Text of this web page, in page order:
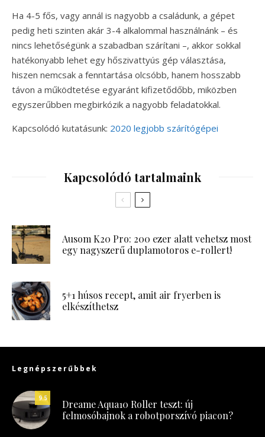
Ha 4-5 fős, vagy annál is nagyobb a családunk, a gépet
pedig heti szinten akár 3-4 alkalommal használnánk – és
nincs lehetőségünk a szabadban szárítani –, akkor sokkal
hatékonyabb lehet egy hőszivattyús gép választása,
hiszen nemcsak a fenntartása olcsóbb, hanem hosszabb
távon a működtetése egyaránt kifizetődőbb, miközben
egyszerűbben megbirkózik a nagyobb feladatokkal.
Kapcsolódó kutatásunk: 2020 legjobb szárítógépei
Kapcsolódó tartalmaink
Ausom K20 Pro: 200 ezer alatt vehetsz most
egy nagyszerű duplamotoros e-rollert!
5+1 húsos recept, amit air fryerben is
elkészíthetsz
Legnépszerűbbek
9.5
Dreame Aqua10 Roller teszt: új
felmosóbajnok a robotporszívó piacon?